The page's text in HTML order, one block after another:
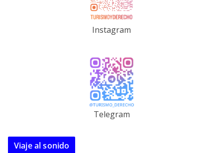
Instagram
Telegram
Viaje al sonido